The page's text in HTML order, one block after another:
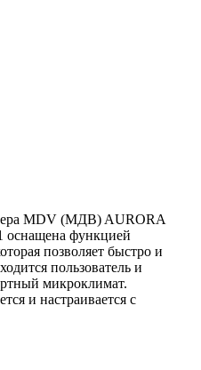
MDV (МДВ) AURORA
функцией
позволяет быстро и
пользователь и
микроклимат.
и настраивается с